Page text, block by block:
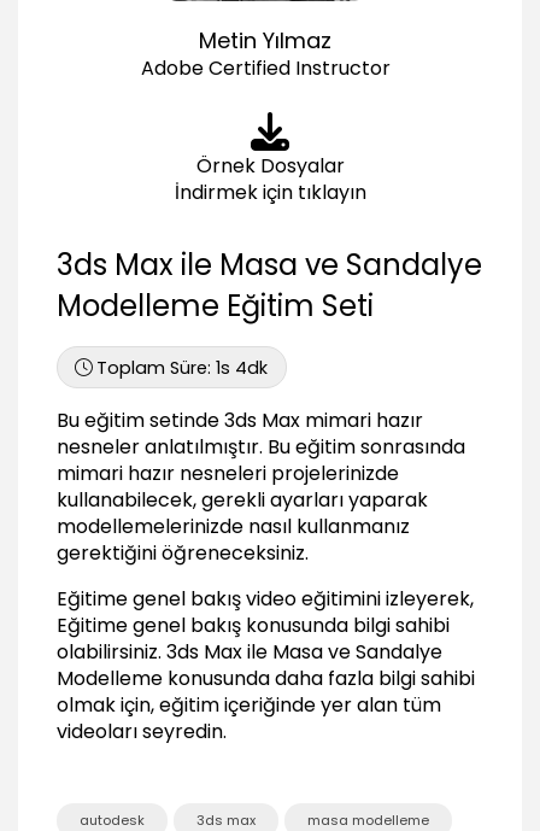
Masa modelleme 5. aşama
Masa kaplaması
Dış Mekan Aydınlatma
Günışığı kullanımı
Gökyüzü eklenmesi
03:22
Render
Kamera konulması
02:12
Render yapılması
02:52
Sonuç
Masa ve sandalye modelleme
00:43
Metin Yılmaz
Adobe Certified Instructor
Örnek Dosyalar
İndirmek için tıklayın
3ds Max ile Masa ve Sandalye
Modelleme Eğitim Seti
Toplam Süre:1s 4dk
Bu eğitim setinde 3ds Max mimari hazır
nesneler anlatılmıştır. Bu eğitim sonrasında
mimari hazır nesneleri projelerinizde
kullanabilecek, gerekli ayarları yaparak
modellemelerinizde nasıl kullanmanız
gerektiğini öğreneceksiniz.
Eğitime genel bakış video eğitimini izleyerek,
Eğitime genel bakış konusunda bilgi sahibi
olabilirsiniz. 3ds Max ile Masa ve Sandalye
Modelleme konusunda daha fazla bilgi sahibi
olmak için, eğitim içeriğinde yer alan tüm
videoları seyredin.
autodesk 3ds max masa modelleme